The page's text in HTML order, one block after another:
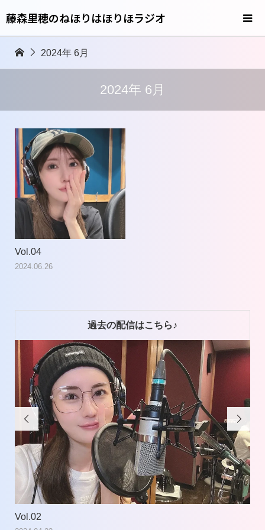
藤森里穂のねほりはほりほラジオ
2024年 6月
2024年 6月
Vol.04
2024.06.26
過去の配信はこちら♪

Vol.02
